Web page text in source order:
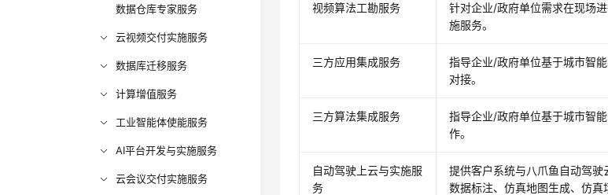
数据仓库专家服务
云视频交付实施服务
数据库迁移服务
计算增值服务
工业智能体使能服务
AI平台开发与实施服务
云会议交付实施服务
视频算法工勘服务
针对企业/政府单位需求在现场
施服务。
三方应用集成服务
指导企业/政府单位基于城市智
对接。
三方算法集成服务
指导企业/政府单位基于城市智
作。
自动驾驶上云与实施服
务
提供客户系统与八爪鱼自动驾
数据标注、仿真地图生成、仿